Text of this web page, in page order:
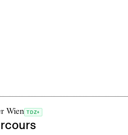
Wien TDZ+